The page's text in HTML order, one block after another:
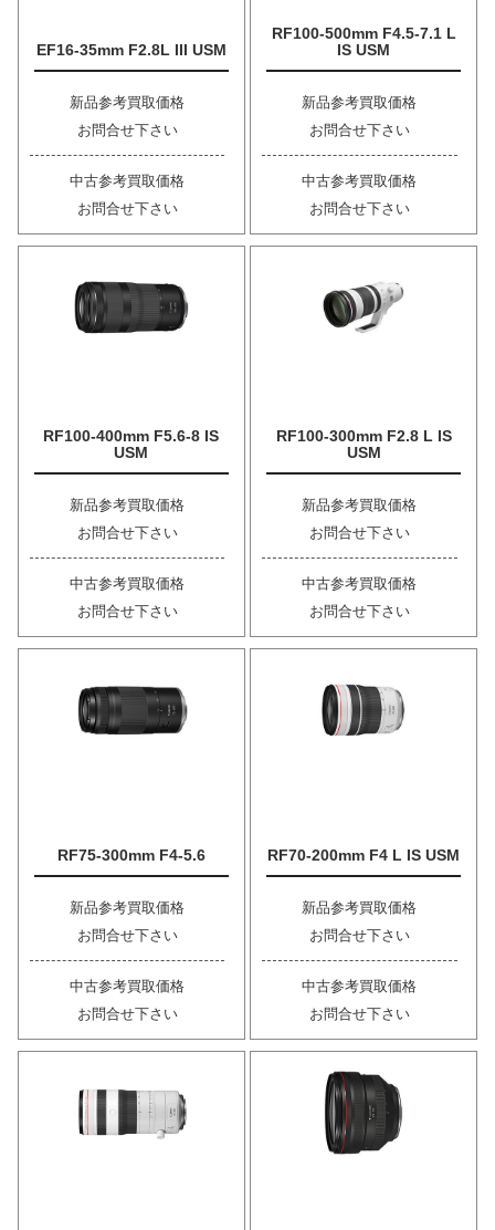
EF16-35mm F2.8L III USM
新品参考買取価格
お問合せ下さい
中古参考買取価格
お問合せ下さい
RF100-500mm F4.5-7.1 L
IS USM
新品参考買取価格
お問合せ下さい
中古参考買取価格
お問合せ下さい
RF100-400mm F5.6-8 IS
USM
新品参考買取価格
お問合せ下さい
中古参考買取価格
お問合せ下さい
RF100-300mm F2.8 L IS
USM
新品参考買取価格
お問合せ下さい
中古参考買取価格
お問合せ下さい
RF75-300mm F4-5.6
新品参考買取価格
お問合せ下さい
中古参考買取価格
お問合せ下さい
RF70-200mm F4 L IS USM
新品参考買取価格
お問合せ下さい
中古参考買取価格
お問合せ下さい